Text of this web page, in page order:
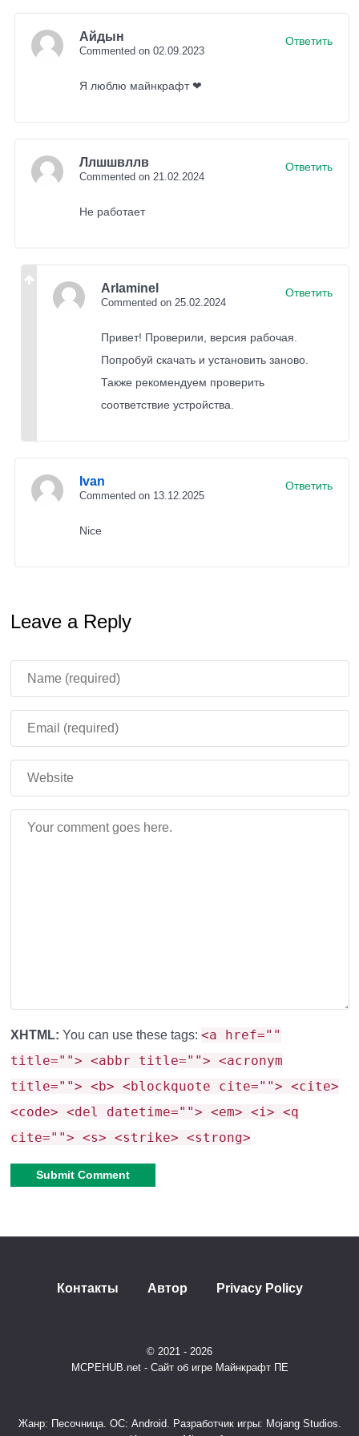
прежде замечали владельцы не самых мощных
Айдын
Commented on 02.09.2023
Я люблю майнкрафт ❤
Ответить
Ллшшвллв
Commented on 21.02.2024
Не работает
Ответить
Arlaminel
Commented on 25.02.2024
Привет! Проверили, версия рабочая.
Попробуй скачать и установить заново.
Также рекомендуем проверить
соответствие устройства.
Ответить
Ivan
Commented on 13.12.2025
Nice
Ответить
Leave a Reply
XHTML: You can use these tags: <a href=""
title=""> <abbr title=""> <acronym
title=""> <b> <blockquote cite=""> <cite>
<code> <del datetime=""> <em> <i> <q
cite=""> <s> <strike> <strong>
Контакты Автор Privacy Policy
© 2021 - 2026
MCPEHUB.net - Сайт об игре Майнкрафт ПЕ
Жанр: Песочница. ОС: Android. Разработчик игры: Mojang Studios.